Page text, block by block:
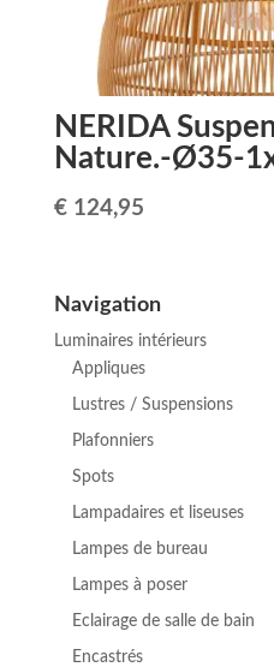
NERIDA
Nature.-Ø35-
Le
était :
€ 151,19.
€124,95Le
€ 124,95.
Navigation
Luminaires intérieurs
Appliques
Lustres / Suspensions
Plafonniers
Spots
Lampadaires et liseuses
Lampes de bureau
Lampes à poser
Eclairage de salle de bain
Encastrés